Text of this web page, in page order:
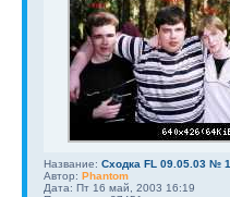
Название: Сходка FL 09.05.03 № 1
Автор: Phantom
Дата: Пт 16 май, 2003 16:19